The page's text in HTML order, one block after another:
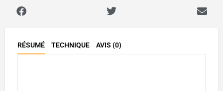
RÉSUMÉ TECHNIQUE AVIS (0)